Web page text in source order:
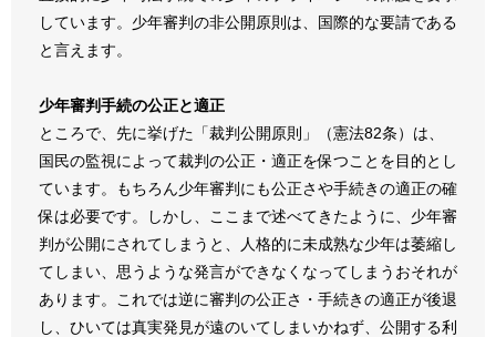
しています。少年審判の非公開原則は、国際的な要請である
と言えます。
少年審判手続の公正と適正
ところで、先に挙げた「裁判公開原則」（憲法82条）は、
国民の監視によって裁判の公正・適正を保つことを目的とし
ています。もちろん少年審判にも公正さや手続きの適正の確
保は必要です。しかし、ここまで述べてきたように、少年審
判が公開にされてしまうと、人格的に未成熟な少年は萎縮し
てしまい、思うような発言ができなくなってしまうおそれが
あります。これでは逆に審判の公正さ・手続きの適正が後退
し、ひいては真実発見が遠のいてしまいかねず、公開する利